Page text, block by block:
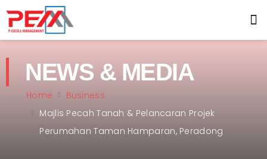
NEWS & MEDIA
Home
Business
Majlis Pecah Tanah & Pelancaran Projek
Perumahan Taman Hamparan, Peradong